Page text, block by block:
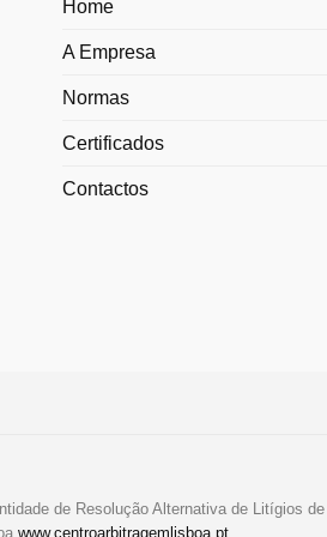
Home
A Empresa
Normas
Certificados
Contactos
de Resolução Alternativa de Litígios de
www.centroarbitragemlisboa.pt